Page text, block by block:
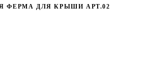
ФЕРМА ДЛЯ КРЫШИ АРТ.02